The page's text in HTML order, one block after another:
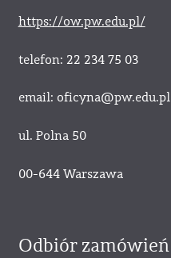
https://ow.pw.edu.pl/
telefon: 22 234 75 03
email: oficyna@pw.edu.pl
ul. Polna 50
00-644 Warszawa
Odbiór zamówień